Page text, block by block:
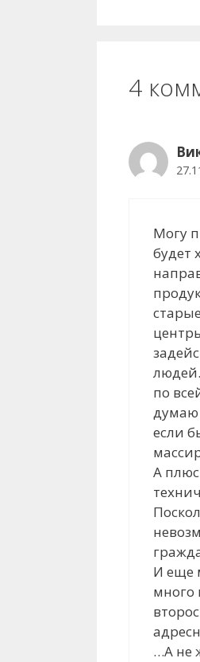
4
Могу
будет
по
думаю
если
А
И еще
много
…А не